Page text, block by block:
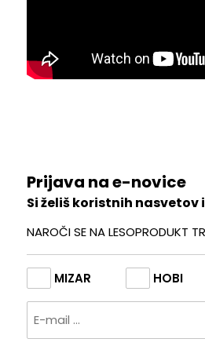
Prijava na e-novice
Si želiš koristnih nasvetov
NAROČI SE NA LESOPRODUKT
IZBIRA
E-
NOVIC
MIZAR HOBI